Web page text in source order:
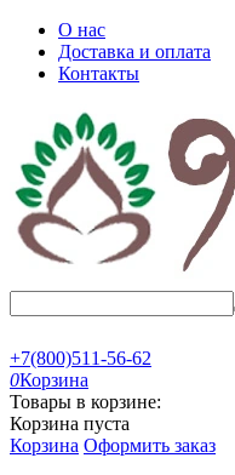
О нас
Доставка и оплата
Контакты
+7(800)511-56-62
0Корзина
Товары в корзине:
Корзина пуста
Корзина Оформить заказ